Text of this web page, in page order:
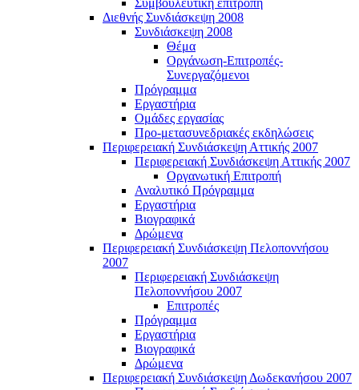
Συμβουλευτική επιτροπή
Διεθνής Συνδιάσκεψη 2008
Συνδιάσκεψη 2008
Θέμα
Οργάνωση-Επιτροπές-
Συνεργαζόμενοι
Πρόγραμμα
Εργαστήρια
Ομάδες εργασίας
Προ-μετασυνεδριακές εκδηλώσεις
Περιφερειακή Συνδιάσκεψη Αττικής 2007
Περιφερειακή Συνδιάσκεψη Αττικής 2007
Οργανωτική Επιτροπή
Αναλυτικό Πρόγραμμα
Εργαστήρια
Βιογραφικά
Δρώμενα
Περιφερειακή Συνδιάσκεψη Πελοποννήσου
2007
Περιφερειακή Συνδιάσκεψη
Πελοποννήσου 2007
Επιτροπές
Πρόγραμμα
Εργαστήρια
Βιογραφικά
Δρώμενα
Περιφερειακή Συνδιάσκεψη Δωδεκανήσου 2007